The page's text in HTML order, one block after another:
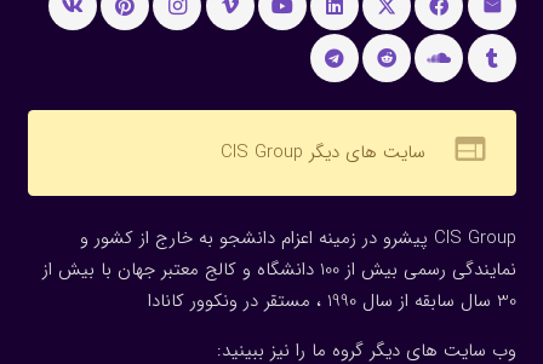
web سایت های دیگر CIS Group
CIS Group پیشرو در زمینه اعزام دانشجو به خارج از کشور و
نمایندگی رسمی بیش از 100 دانشگاه و کالج معتبر جهان با بیش از
30 سال سابقه از سال 1990 ، مستقر در ونکوور کانادا
وب سایت های دیگر گروه ما را نیز ببینید: